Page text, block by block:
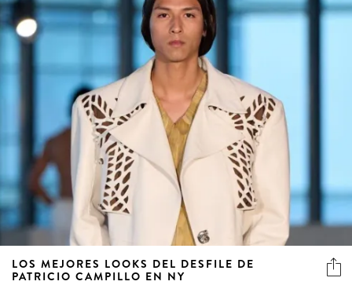
LOS MEJORES LOOKS DEL DESFILE DE
PATRICIO CAMPILLO EN NY